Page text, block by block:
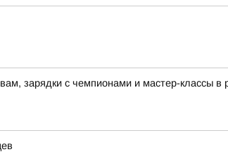
зарядки с чемпионами и мастер-классы